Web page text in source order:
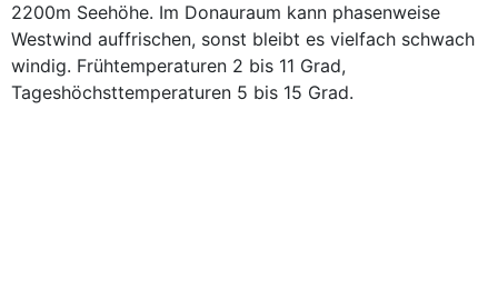
2200m Seehöhe. Im Donauraum kann phasenweise
Westwind auffrischen, sonst bleibt es vielfach schwach
windig. Frühtemperaturen 2 bis 11 Grad,
Tageshöchsttemperaturen 5 bis 15 Grad.